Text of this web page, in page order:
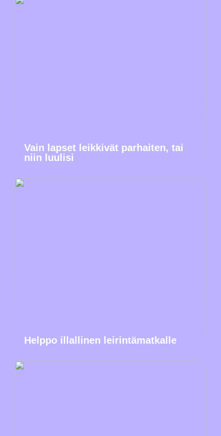
Vain lapset leikkivät parhaiten, tai
niin luulisi
Helppo illallinen leirintämatkalle